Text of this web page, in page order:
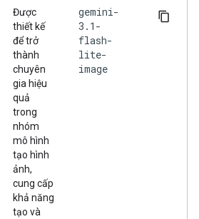
Được
thiết kế
để trở
thành
chuyên
gia hiệu
quả
trong
nhóm
mô hình
tạo hình
ảnh,
cung cấp
khả năng
tạo và
gemini-
3.1-
flash-
lite-
image